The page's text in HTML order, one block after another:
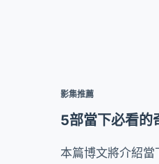
影集推薦
5部當下必看的
本篇博文將介紹